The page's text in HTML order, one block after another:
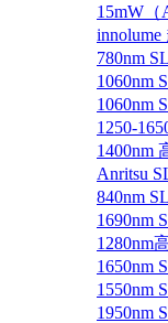
15mW（
780nm
1060nm
1060nm
1250-
1400nm
Anritsu
840nm
1690nm
1280nm
1650nm
1550nm
1950nm